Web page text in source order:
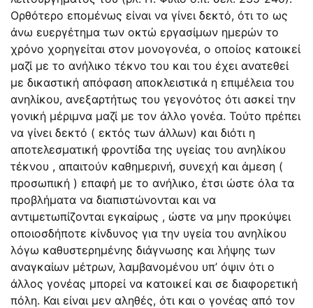
Ορθότερο επομένως είναι να γίνει δεκτό, ότι το ως
άνω ευεργέτημα των οκτώ εργασίμων ημερών το
χρόνο χορηγείται στον μονογονέα, ο οποίος κατοικεί
μαζί με το ανήλικο τέκνο του και του έχει ανατεθεί
με δικαστική απόφαση αποκλειστικά η επιμέλεια του
ανηλίκου, ανεξαρτήτως του γεγονότος ότι ασκεί την
γονική μέριμνα μαζί με τον άλλο γονέα. Τούτο πρέπει
να γίνει δεκτό ( εκτός των άλλων) και διότι η
αποτελεσματική φροντίδα της υγείας του ανηλίκου
τέκνου , απαιτούν καθημερινή, συνεχή και άμεση (
προσωπική ) επαφή με το ανήλικο, έτσι ώστε όλα τα
προβλήματα να διαπιστώνονται και να
αντιμετωπίζονται εγκαίρως , ώστε να μην προκύψει
οποιοσδήποτε κίνδυνος για την υγεία του ανηλίκου
λόγω καθυστερημένης διάγνωσης και λήψης των
αναγκαίων μέτρων, λαμβανομένου υπ’ όψιν ότι ο
άλλος γονέας μπορεί να κατοικεί και σε διαφορετική
πόλη. Και είναι μεν αληθές, ότι και ο γονέας από τον